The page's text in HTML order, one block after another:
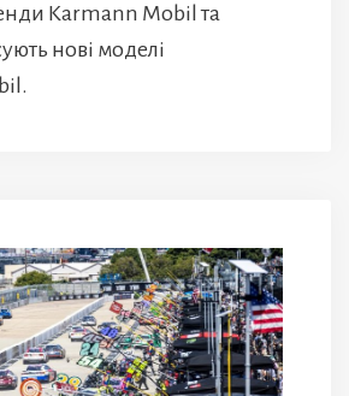
Karmann Mobil та
нові моделі